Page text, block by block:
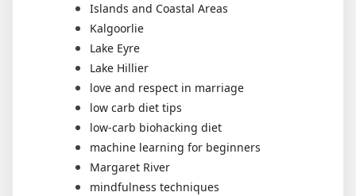
Islands and Coastal Areas
Kalgoorlie
Lake Eyre
Lake Hillier
love and respect in marriage
low carb diet tips
low-carb biohacking diet
machine learning for beginners
Margaret River
mindfulness techniques